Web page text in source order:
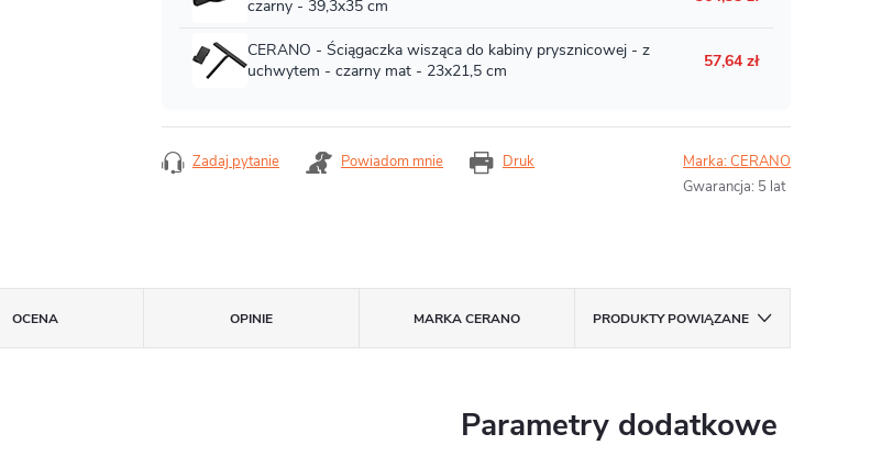
Druk
Zadaj pytanie Powiadom mnie Marka:CERANO
Gwarancja: 5 lat
OCENA OPINIE MARKACERANO PRODUKTY POWIĄZANE
Parametry dodatkowe